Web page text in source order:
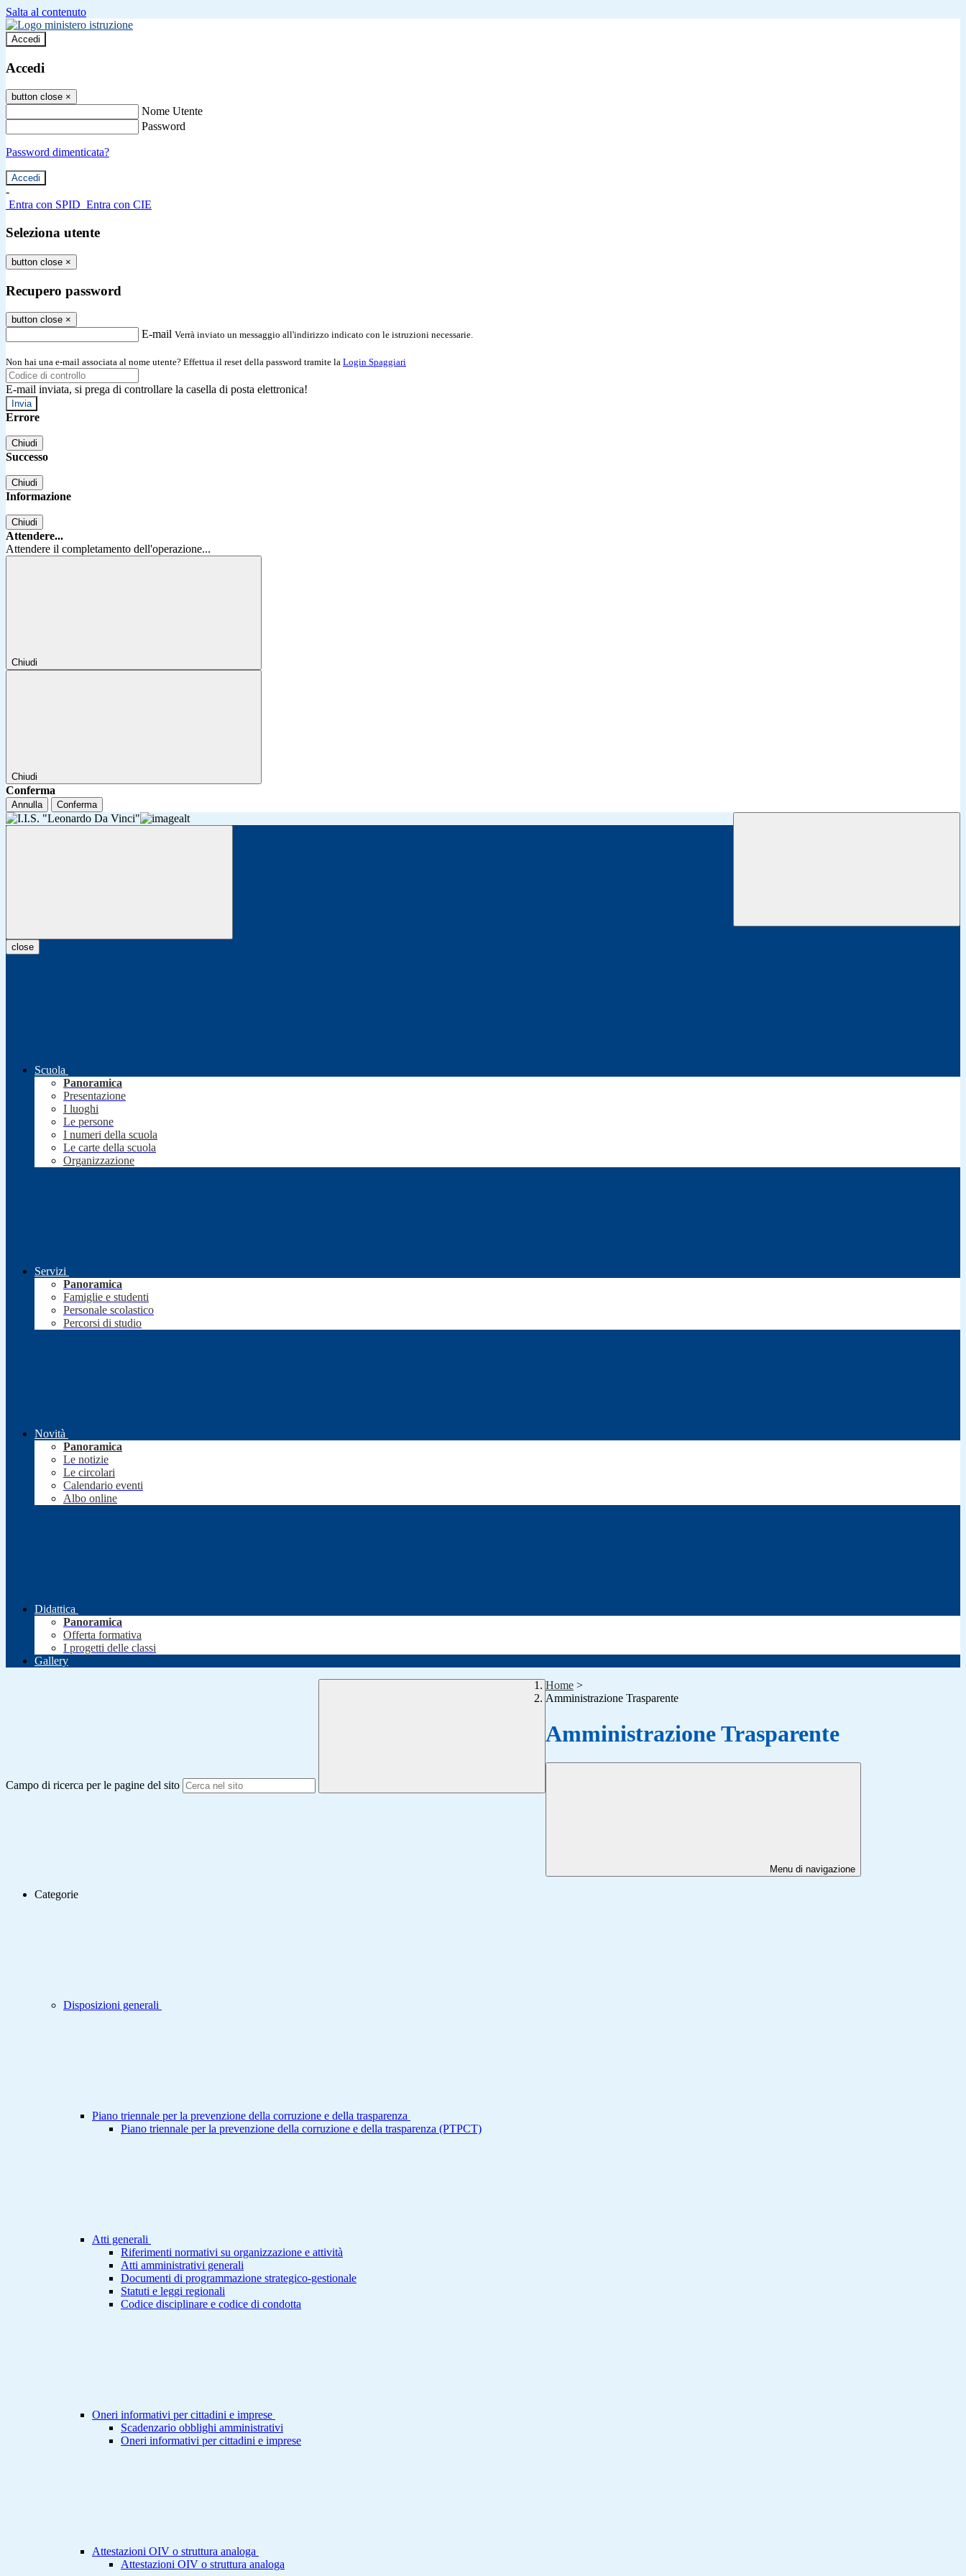
Salta al contenuto
Accedi
Accedi
button close ×
Nome Utente
Password
Password dimenticata?
-
Entra con SPID Entra con CIE
Seleziona utente
button close ×
Recupero password
button close ×
E-mail Verrà inviato un messaggio all'indirizzo indicato con le istruzioni necessarie.
Non hai una e-mail associata al nome utente? Effettua il reset della password tramite la Login Spaggiari
E-mail inviata, si prega di controllare la casella di posta elettronica!
Errore
Chiudi
Successo
Chiudi
Informazione
Chiudi
Attendere...
Attendere il completamento dell'operazione...
Chiudi
Chiudi
Conferma
Annulla Conferma
close
Scuola
Panoramica
Presentazione
I luoghi
Le persone
I numeri della scuola
Le carte della scuola
Organizzazione
Servizi
Panoramica
Famiglie e studenti
Personale scolastico
Percorsi di studio
Novità
Panoramica
Le notizie
Le circolari
Calendario eventi
Albo online
Didattica
Panoramica
Offerta formativa
I progetti delle classi
Gallery
Campo di ricerca per le pagine del sito
Home >
Amministrazione Trasparente
Amministrazione Trasparente
Menu di navigazione
Categorie
Disposizioni generali
Piano triennale per la prevenzione della corruzione e della trasparenza
Piano triennale per la prevenzione della corruzione e della trasparenza (PTPCT)
Atti generali
Riferimenti normativi su organizzazione e attività
Atti amministrativi generali
Documenti di programmazione strategico-gestionale
Statuti e leggi regionali
Codice disciplinare e codice di condotta
Oneri informativi per cittadini e imprese
Scadenzario obblighi amministrativi
Oneri informativi per cittadini e imprese
Attestazioni OIV o struttura analoga
Attestazioni OIV o struttura analoga